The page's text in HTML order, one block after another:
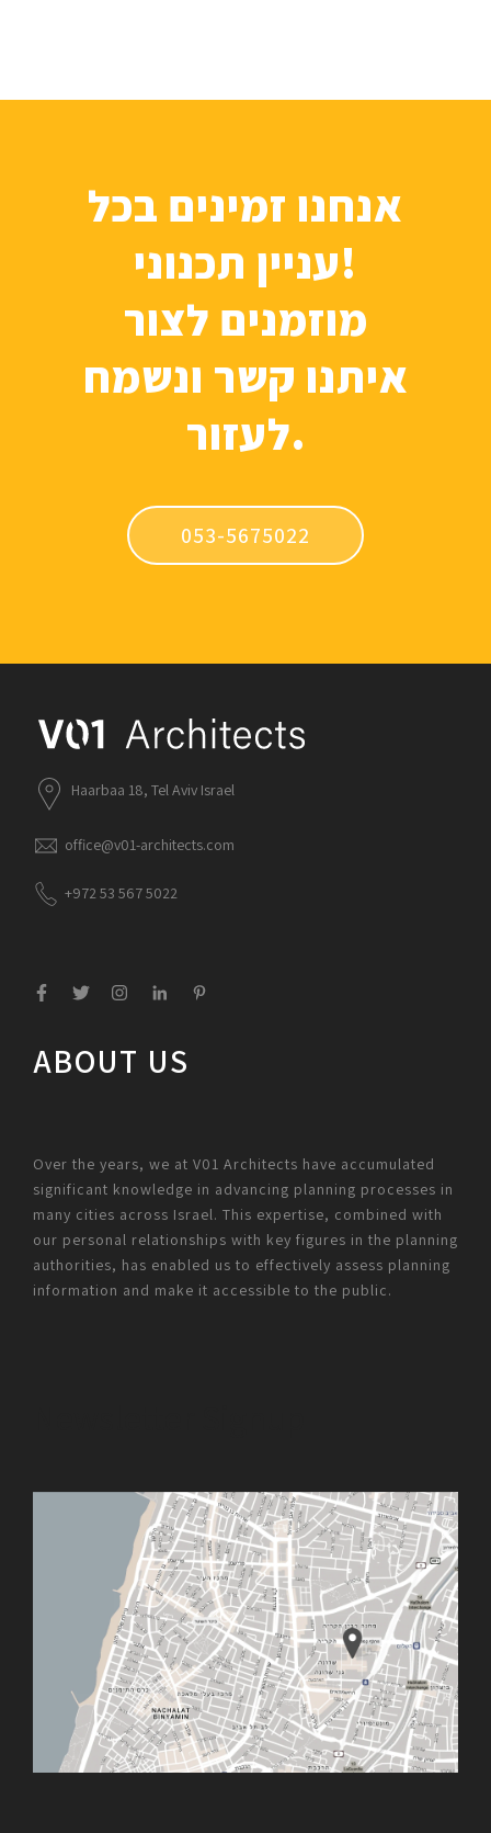
אנחנו זמינים בכל
עניין תכנוני!
מוזמנים לצור
איתנו קשר ונשמח
לעזור.
053-5675022
Haarbaa 18, Tel Aviv Israel
office@v01-architects.com
+972 53 567 5022
ABOUT US
Over the years, we at V01 Architects have accumulated
significant knowledge in advancing planning processes in
many cities across Israel. This expertise, combined with
our personal relationships with key figures in the planning
authorities, has enabled us to effectively assess planning
information and make it accessible to the public.